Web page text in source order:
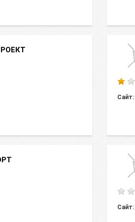
Сайт:
Сайт: